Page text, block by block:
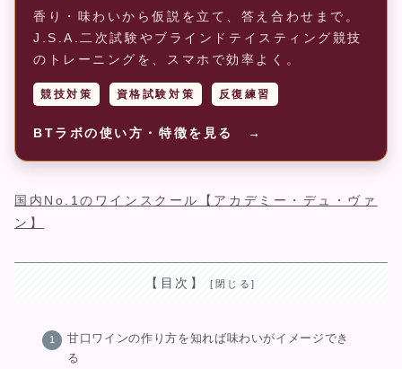
香り・味わいから仮説を立て、答え合わせまで。
J.S.A.二次試験やブラインドテイスティング競技
のトレーニングを、スマホで効率よく。
競技対策 資格試験対策 反復練習
BTラボの使い方・特徴を見る →
国内No.1のワインスクール【アカデミー・デュ・ヴァ
ン】
【目次】
甘口ワインの作り方を知れば味わいがイメージでき
る